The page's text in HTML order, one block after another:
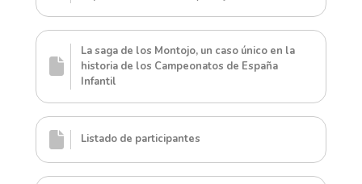
La saga de los Montojo, un caso único en la
historia de los Campeonatos de España
Infantil
Listado de participantes